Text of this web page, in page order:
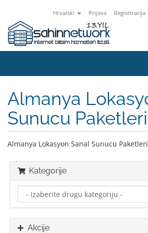
Hrvatski Prijava Registtracija
Almanya
Sunucu Paketleri
Almanya Lokasyon Sanal Sunucu Paketleri
Kategorije
Akcije